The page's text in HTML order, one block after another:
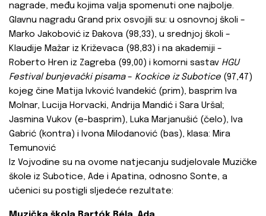
nagrade, među kojima valja spomenuti one najbolje.
Glavnu nagradu Grand prix osvojili su: u osnovnoj školi –
Marko Jakobović iz Đakova (98,33), u srednjoj školi –
Klaudije Mažar iz Križevaca (98,83) i na akademiji –
Roberto Hren iz Zagreba (99,00) i komorni sastav HGU
Festival bunjevački pisama– Kockice iz Subotice (97,47)
kojeg čine Matija Ivković Ivandekić (prim), basprim Iva
Molnar, Lucija Horvacki, Andrija Mandić i Sara Uršal;
Jasmina Vukov (e-basprim), Luka Marjanušić (čelo), Iva
Gabrić (kontra) i Ivona Milodanović (bas), klasa: Mira
Temunović
Iz Vojvodine su na ovome natjecanju sudjelovale Muzičke
škole iz Subotice, Ade i Apatina, odnosno Sonte, a
učenici su postigli sljedeće rezultate: